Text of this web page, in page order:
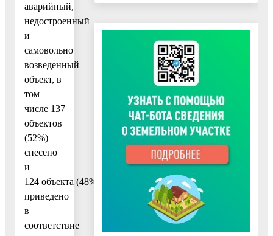
аварийный,
недостроенный
и
самовольно
возведенный
объект, в
том
числе 137
объектов
(52%)
снесено
и
124 объекта (48%) достроено,
приведено
в
соответствие